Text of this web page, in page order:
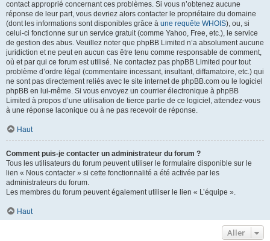
contact approprié concernant ces problèmes. Si vous n’obtenez aucune
réponse de leur part, vous devriez alors contacter le propriétaire du domaine
(dont les informations sont disponibles grâce à une requête WHOIS), ou, si
celui-ci fonctionne sur un service gratuit (comme Yahoo, Free, etc.), le service
de gestion des abus. Veuillez noter que phpBB Limited n’a absolument aucune
juridiction et ne peut en aucun cas être tenu comme responsable de comment,
où et par qui ce forum est utilisé. Ne contactez pas phpBB Limited pour tout
problème d’ordre légal (commentaire incessant, insultant, diffamatoire, etc.) qui
ne sont pas directement reliés avec le site internet de phpBB.com ou le logiciel
phpBB en lui-même. Si vous envoyez un courrier électronique à phpBB
Limited à propos d’une utilisation de tierce partie de ce logiciel, attendez-vous
à une réponse laconique ou à ne pas recevoir de réponse.
Haut
Comment puis-je contacter un administrateur du forum ?
Tous les utilisateurs du forum peuvent utiliser le formulaire disponible sur le
lien « Nous contacter » si cette fonctionnalité a été activée par les
administrateurs du forum.
Les membres du forum peuvent également utiliser le lien « L’équipe ».
Haut
Aller